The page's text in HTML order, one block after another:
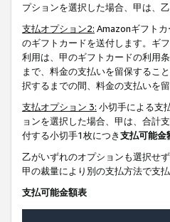
プションを選択した場合、甲は、
支払オプション2: Amazonギフト
のギフトカードを送付します。ギ
利用は、甲のギフトカードの利用
まで、料金の支払いを留保するこ
択するまでの間、料金の支払いを
支払オプション 3: 小切手による支
ョンを選択した場合、甲は、合計
付する小切手1枚につき支払可能金
乙がいずれのオプションも選択せ
甲の裁量により別の支払方法で支
支払可能金額表